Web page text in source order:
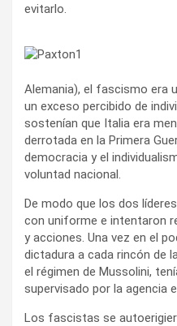
evitarlo.
Alemania), el fascismo era
un exceso percibido de
sostenían que Italia era
derrotada en la Primera
democracia y el
voluntad nacional.
De modo que los dos
con uniforme e intentaron
y acciones. Una vez en el
dictadura a cada rincón de
el régimen de Mussolini,
supervisado por la agencia
Los fascistas se